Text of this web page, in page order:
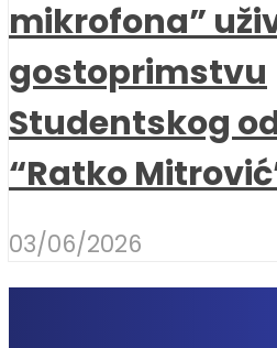
mikrofona”
gostoprimstvu
Studentskog
“Ratko
03/06/2026